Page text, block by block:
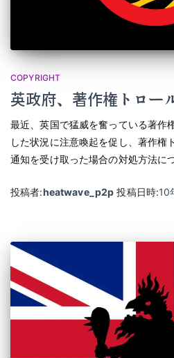
COPYRIGHT
英政府、著作権トロー
最近、英国で猛威を奮っている著作
した状況に注意喚起を促し、著作権
通知を受け取った場合の対処方法に
投稿者:heatwave_p2p 投稿日時:10